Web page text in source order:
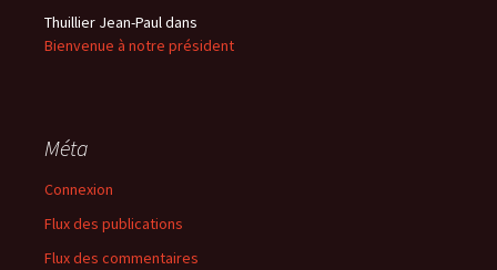
Thuillier Jean-Pauldans
Bienvenue à notre président
Méta
Connexion
Flux des publications
Flux des commentaires